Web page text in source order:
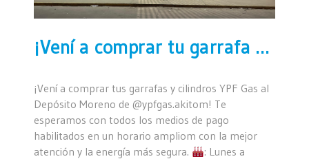
¡Vení a comprar tu garrafa YPF Gas al Depósito Moreno!
¡Vení a comprar tus garrafas y cilindros YPF Gas al
Depósito Moreno de @ypfgas.akitom! Te
esperamos con todos los medios de pago
habilitados en un horario ampliom con la mejor
atención y la energía más segura.
: Lunes a